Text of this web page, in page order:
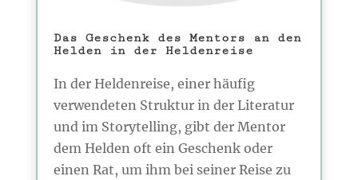
Das Geschenk des Mentors an den
Helden in der Heldenreise
In der Heldenreise, einer häufig
verwendeten Struktur in der Literatur
und im Storytelling, gibt der Mentor
dem Helden oft ein Geschenk oder
einen Rat, um ihm bei seiner Reise zu